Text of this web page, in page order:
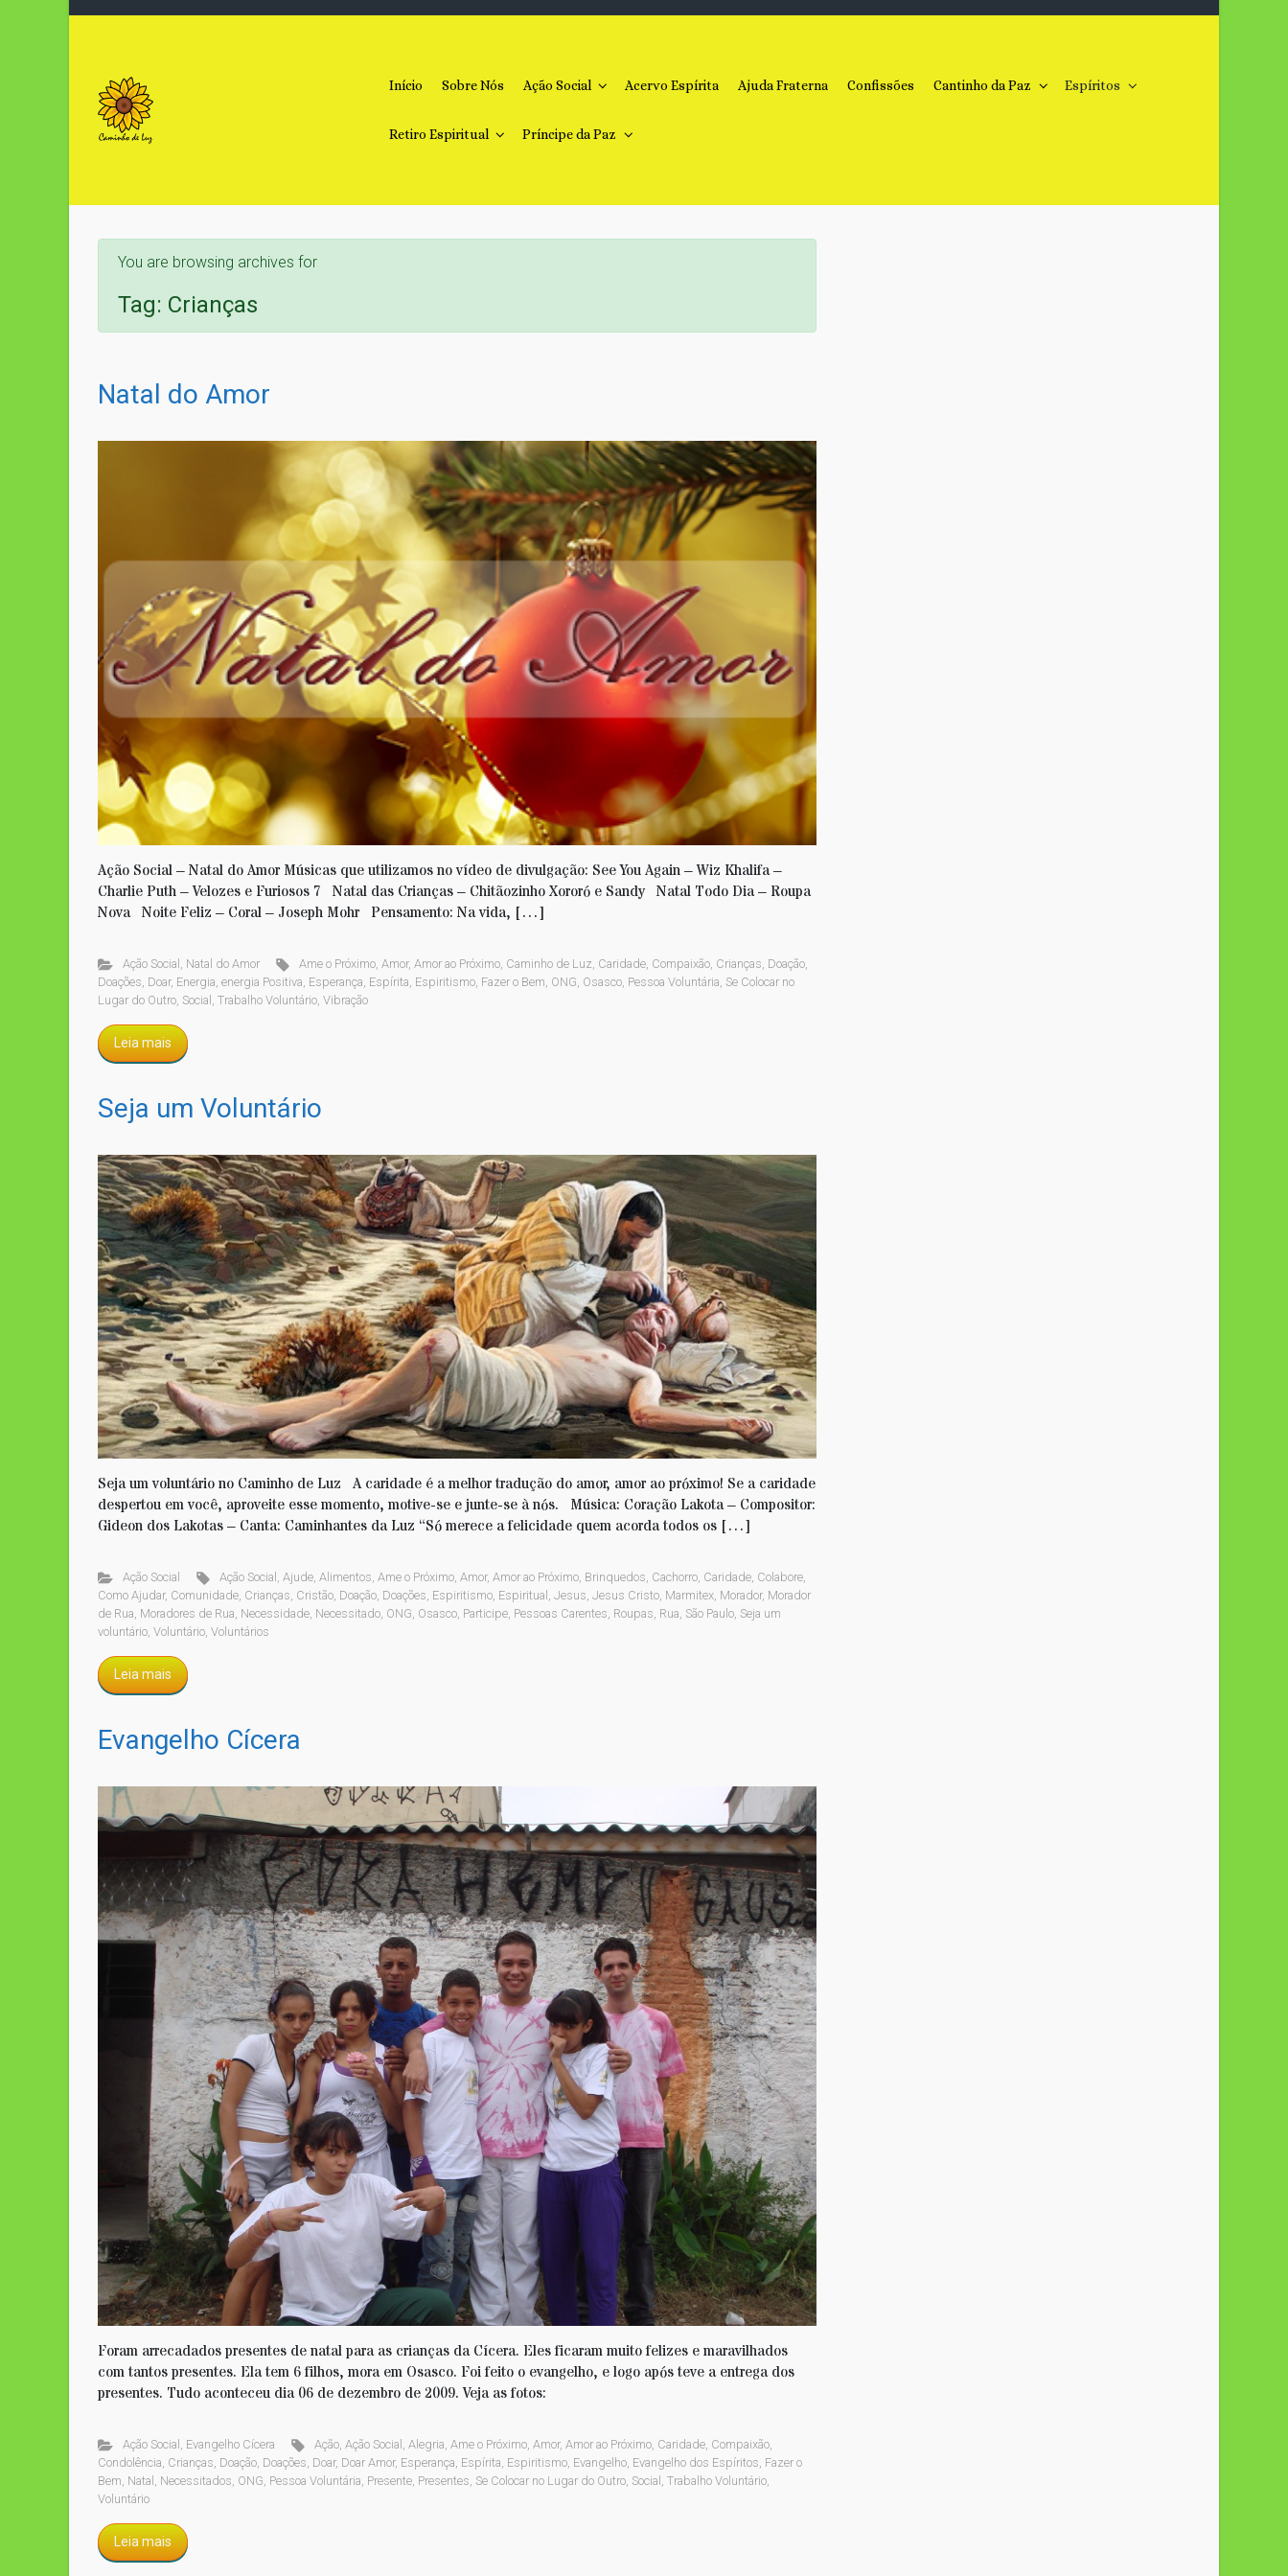
Início Sobre Nós Ação Social Acervo Espírita Ajuda Fraterna Confissões Cantinho da Paz Espíritos
Retiro Espiritual Príncipe da Paz
You are browsing archives for
Tag: Crianças
Natal do Amor
Ação Social – Natal do Amor Músicas que utilizamos no vídeo de divulgação: See You Again – Wiz Khalifa –
Charlie Puth – Velozes e Furiosos 7 Natal das Crianças – Chitãozinho Xororó e Sandy Natal Todo Dia – Roupa
Nova Noite Feliz – Coral – Joseph Mohr Pensamento: Na vida, […]
Ação Social , Natal do Amor Ame o Próximo,Amor,Amor ao Próximo, Caminho de Luz, Caridade, Compaixão, Crianças, Doação,
Doações, Doar, Energia, energia Positiva, Esperança, Espírita, Espiritismo, Fazer o Bem, ONG, Osasco, Pessoa Voluntária, Se Colocar no
Lugar do Outro, Social , Trabalho Voluntário, Vibração
Leia mais
Seja um Voluntário
Seja um voluntário no Caminho de Luz A caridade é a melhor tradução do amor, amor ao próximo! Se a caridade
despertou em você, aproveite esse momento, motive-se e junte-se à nós. Música: Coração Lakota – Compositor:
Gideon dos Lakotas – Canta: Caminhantes da Luz “Só merece a felicidade quem acorda todos os […]
Ação Social Ação Social ,Ajude,Alimentos,Ame o Próximo,Amor,Amor ao Próximo, Brinquedos, Cachorro, Caridade, Colabore,
Como Ajudar, Comunidade, Crianças, Cristão, Doação, Doações, Espiritismo, Espiritual , Jesus, Jesus Cristo, Marmitex, Morador, Morador
de Rua, Moradores de Rua, Necessidade, Necessitado, ONG, Osasco, Participe, Pessoas Carentes, Roupas, Rua, São Paulo, Seja um
voluntário, Voluntário, Voluntários
Leia mais
Evangelho Cícera
Foram arrecadados presentes de natal para as crianças da Cícera. Eles ficaram muito felizes e maravilhados
com tantos presentes. Ela tem 6 filhos, mora em Osasco. Foi feito o evangelho, e logo após teve a entrega dos
presentes. Tudo aconteceu dia 06 de dezembro de 2009. Veja as fotos:
Ação Social Evangelho Cícera Ação ,Ação Social ,Alegria ,Ame o Próximo ,Amor,Amor ao Próximo Caridade Compaixão
Condolência Crianças Doação Doações Doar, Doar Amor, Esperança Espírita Espiritismo Evangelho Evangelho dos Espíritos Fazer o
Bem Natal Necessitados ONG Pessoa Voluntária Presente Presentes Se Colocar no Lugar do Outro Social Trabalho Voluntário
Voluntário
Leia mais